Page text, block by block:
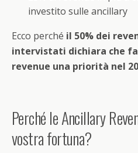
investito sulle ancillary
Ecco perché il 50% dei
intervistati dichiara che
revenue una priorità nel
Perché le Ancillary
vostra fortuna?